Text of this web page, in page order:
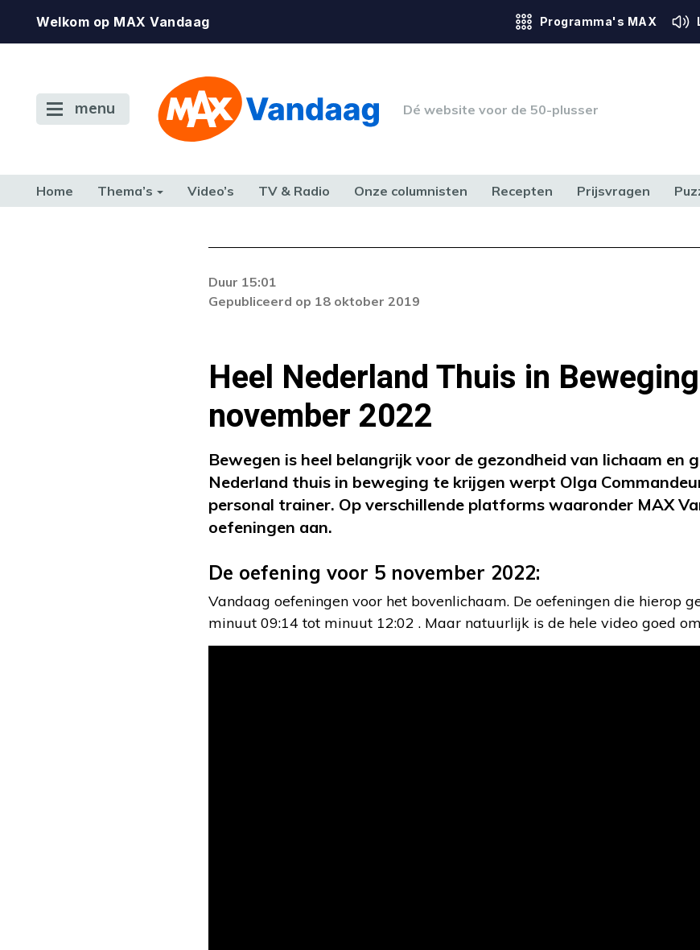
Welkom op MAX Vandaag Programma's MAX
menu Dé website voor de 50-plusser
Home Thema’s Video’s TV & Radio Onze columnisten Recepten Prijsvragen
Duur 15:01
Gepubliceerd op 18 oktober 2019
Heel Nederland Thuis in
november 2022
Bewegen is heel belangrijk voor de gezondheid van lichaam en
Nederland thuis in beweging te krijgen werpt Olga
personal trainer. Op verschillende platforms waaronder MAX
oefeningen aan.
De oefening voor 5 november 2022:
Vandaag oefeningen voor het bovenlichaam. De oefeningen die hierop
minuut 09:14 tot minuut 12:02 . Maar natuurlijk is de hele video goed